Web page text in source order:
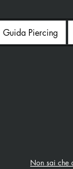
Guida Piercing
Non sai che